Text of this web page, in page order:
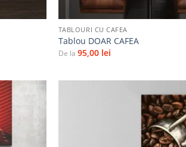
TABLOURI CU CAFEA
Tablou DOAR CAFEA
De la 95,00 lei
Adaugă